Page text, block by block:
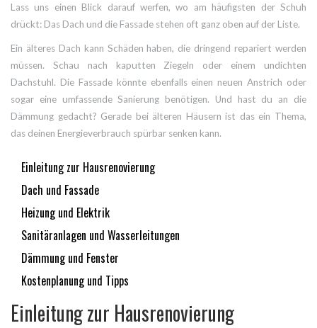
Lass uns einen Blick darauf werfen, wo am häufigsten der Schuh
drückt: Das Dach und die Fassade stehen oft ganz oben auf der Liste.
Ein älteres Dach kann Schäden haben, die dringend repariert werden
müssen. Schau nach kaputten Ziegeln oder einem undichten
Dachstuhl. Die Fassade könnte ebenfalls einen neuen Anstrich oder
sogar eine umfassende Sanierung benötigen. Und hast du an die
Dämmung gedacht? Gerade bei älteren Häusern ist das ein Thema,
das deinen Energieverbrauch spürbar senken kann.
Einleitung zur Hausrenovierung
Dach und Fassade
Heizung und Elektrik
Sanitäranlagen und Wasserleitungen
Dämmung und Fenster
Kostenplanung und Tipps
Einleitung zur Hausrenovierung